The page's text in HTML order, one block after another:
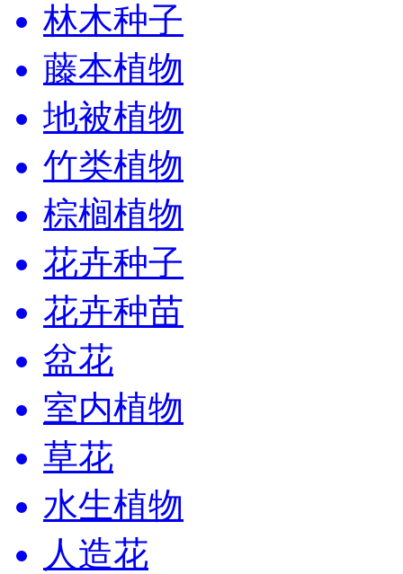
林木种子
藤本植物
地被植物
竹类植物
棕榈植物
花卉种子
花卉种苗
盆花
室内植物
草花
水生植物
人造花